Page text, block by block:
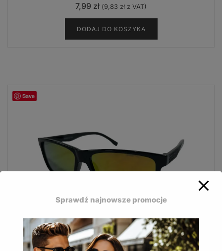
7,99 zł (9,83 zł z VAT)
DODAJ DO KOSZYKA
Save
Okulary przeciwsłoneczne Mosquito MQ-162D
Sprawdź najnowsze promocje